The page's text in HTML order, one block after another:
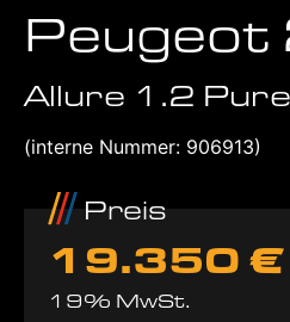
Allure 1.2
(interne Nummer: 906913)
Preis
19.350 €
19% MwSt.